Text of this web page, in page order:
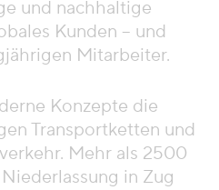
und nachhaltige
Kunden – und
Mitarbeiter.
Konzepte die
Transportketten und
Mehr als 2500
in Zug